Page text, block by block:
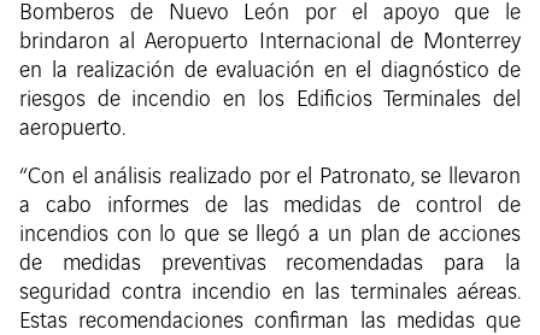
Bomberos de Nuevo León por el apoyo que le
brindaron al Aeropuerto Internacional de Monterrey
en la realización de evaluación en el diagnóstico de
riesgos de incendio en los Edificios Terminales del
aeropuerto.
“Con el análisis realizado por el Patronato, se llevaron
a cabo informes de las medidas de control de
incendios con lo que se llegó a un plan de acciones
de medidas preventivas recomendadas para la
seguridad contra incendio en las terminales aéreas.
Estas recomendaciones confirman las medidas que